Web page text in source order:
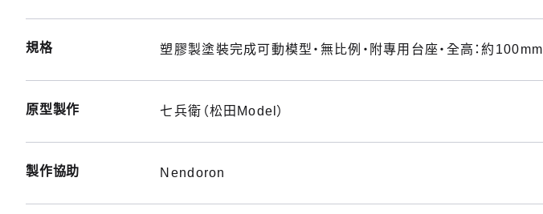
規格 塑膠製塗裝完成可動模型・無比例・附專用台座・全高：約100mm
原型製作 七兵衛（松田Model）
製作協助 Nendoron